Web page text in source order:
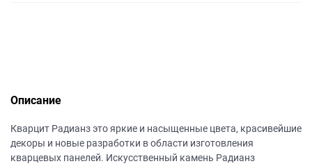
Описание
Кварцит Радианз это яркие и насыщенные цвета, красивейшие
декоры и новые разработки в области изготовления
кварцевых панелей. Искусственный камень Радианз